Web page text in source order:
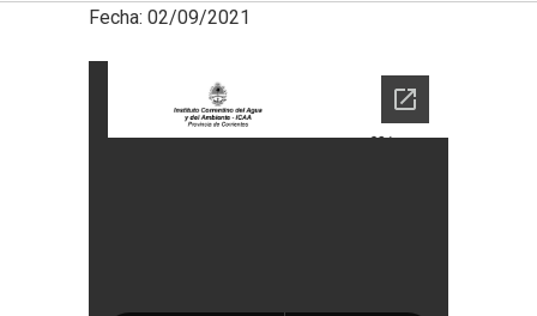
Fecha: 02/09/2021